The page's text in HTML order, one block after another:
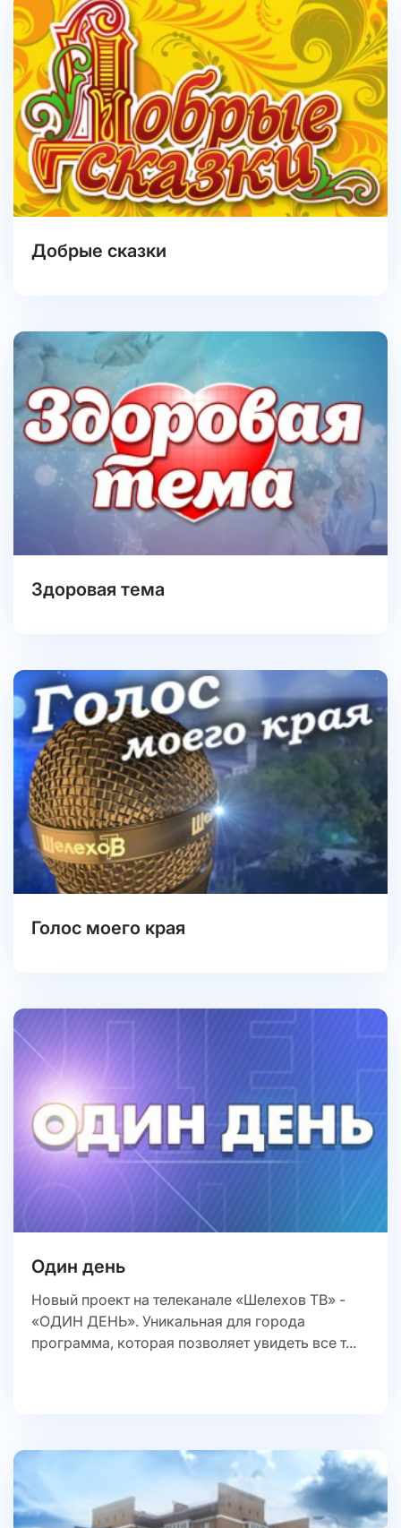
Добрые сказки
Здоровая тема
Голос моего края
Один день
Новый проект на телеканале «Шелехов ТВ» -
«ОДИН ДЕНЬ». Уникальная для города
программа, которая позволяет увидеть все т...